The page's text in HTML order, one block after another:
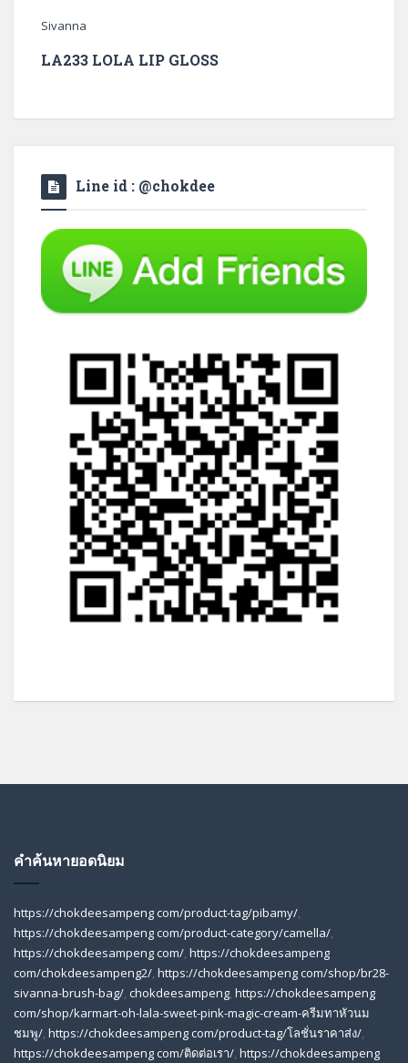
Sivanna
LA233 LOLA LIP GLOSS
Line id : @chokdee
คำค้นหายอดนิยม
https://chokdeesampeng com/product-tag/pibamy/,
https://chokdeesampeng com/product-category/camella/,
https://chokdeesampeng com/, https://chokdeesampeng
com/chokdeesampeng2/, https://chokdeesampeng com/shop/br28-
sivanna-brush-bag/, chokdeesampeng, https://chokdeesampeng
com/shop/karmart-oh-lala-sweet-pink-magic-cream-ครีมทาหัวนม
ชมพู/, https://chokdeesampeng com/product-tag/โลชั่นราคาส่ง/,
https://chokdeesampeng com/ติดต่อเรา/, https://chokdeesampeng